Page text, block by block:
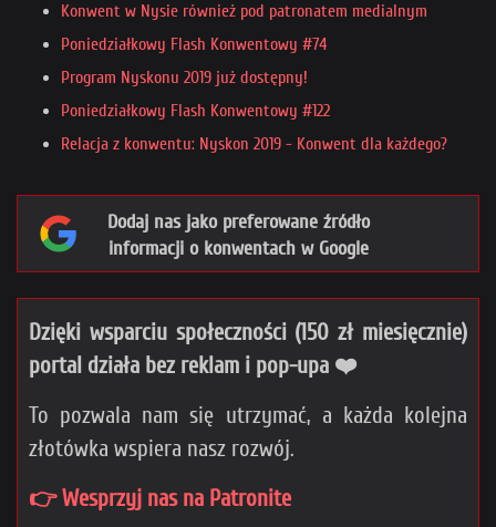
Konwent w Nysie również pod patronatem medialnym
Poniedziałkowy Flash Konwentowy #74
Program Nyskonu 2019 już dostępny!
Poniedziałkowy Flash Konwentowy #122
Relacja z konwentu: Nyskon 2019 - Konwent dla każdego?
Dodaj nas jako preferowane źródło
informacji o konwentach w Google
Dzięki wsparciu społeczności (150 zł miesięcznie)
portal działa bez reklam i pop-upa ❤️
To pozwala nam się utrzymać, a każda kolejna
złotówka wspiera nasz rozwój.
👉 Wesprzyj nas na Patronite